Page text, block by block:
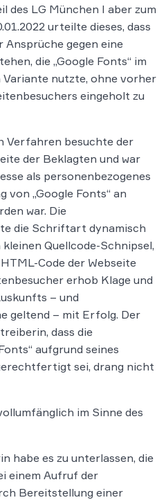
des LG München I aber zum
urteilte dieses, dass
Ansprüche gegen eine
die „Google Fonts“ im
Variante nutzte, ohne vorher
eingeholt zu
Verfahren besuchte der
der Beklagten und war
als personenbezogenes
von „Google Fonts“ an
war. Die
die Schriftart dynamisch
Quellcode-Schnipsel,
Code der Webseite
erhob Klage und
– und
geltend – mit Erfolg. Der
dass die
aufgrund seines
sei, drang nicht
im Sinne des
habe es zu unterlassen, die
einem Aufruf der
Bereitstellung einer